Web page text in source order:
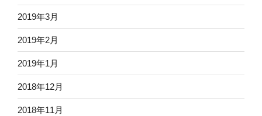
2019年3月
2019年2月
2019年1月
2018年12月
2018年11月